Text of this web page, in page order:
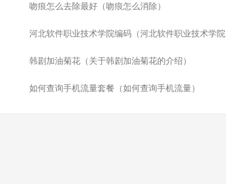
吻痕怎么去除最好（吻痕怎么消除）
河北软件职业技术学院编码（河北软件职业技术学院
韩剧加油菊花（关于韩剧加油菊花的介绍）
如何查询手机流量套餐（如何查询手机流量）